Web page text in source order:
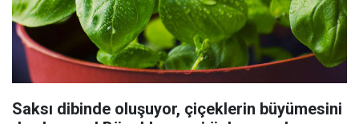
Saksı dibinde oluşuyor, çiçeklerin büyümesini